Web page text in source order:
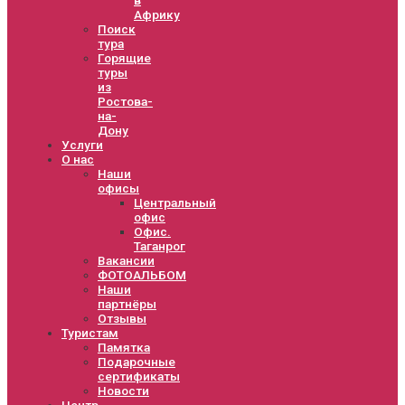
Африку
Поиск
тура
Горящие
туры
из
Ростова-
на-
Дону
Услуги
О нас
Наши
офисы
Центральный
офис
Офис.
Таганрог
Вакансии
ФОТОАЛЬБОМ
Наши
партнёры
Отзывы
Туристам
Памятка
Подарочные
сертификаты
Новости